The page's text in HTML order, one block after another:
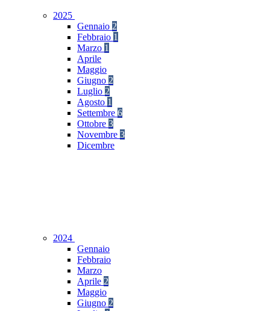
2025
Gennaio 2
Febbraio 1
Marzo 1
Aprile
Maggio
Giugno 2
Luglio 2
Agosto 1
Settembre 6
Ottobre 3
Novembre 3
Dicembre
2024
Gennaio
Febbraio
Marzo
Aprile 2
Maggio
Giugno 2